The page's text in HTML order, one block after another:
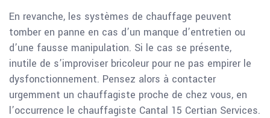
En revanche, les systèmes de chauffage peuvent
tomber en panne en cas d’un manque d’entretien ou
d’une fausse manipulation. Si le cas se présente,
inutile de s’improviser bricoleur pour ne pas empirer le
dysfonctionnement. Pensez alors à contacter
urgemment un chauffagiste proche de chez vous, en
l’occurrence le chauffagiste Cantal 15 Certian Services.